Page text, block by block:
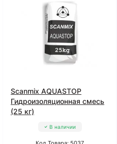
Scanmix AQUASTOP
Гидроизоляционная смесь
(25 кг)
В наличии